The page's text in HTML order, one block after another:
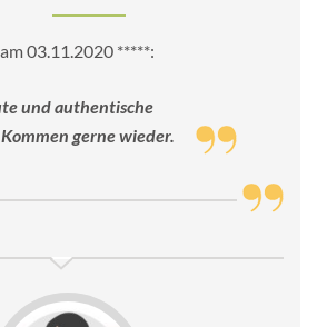
03.11.2020 *****:
und authentische
gerne wieder.